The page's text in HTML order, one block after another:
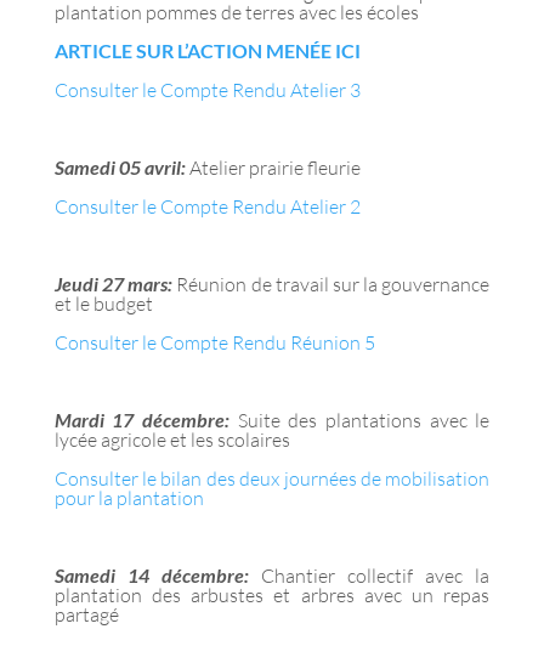
plantation pommes de terres avec les écoles
ARTICLE SUR L’ACTION MENÉE ICI
Consulter le Compte Rendu Atelier 3
Samedi 05 avril:Atelier prairie fleurie
Consulter le Compte Rendu Atelier 2
Jeudi 27 mars: Réunion de travail sur la gouvernance
et le budget
Consulter le Compte Rendu Réunion 5
Mardi 17 décembre: Suite des plantations avec le
lycée agricole et les scolaires
Consulter le bilan des deux journées de mobilisation
pour la plantation
Samedi 14 décembre: Chantier collectif avec la
plantation des arbustes et arbres avec un repas
partagé